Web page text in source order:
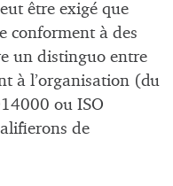
être exigé que
conforment à des
un distinguo entre
à l’organisation (du
ou ISO
de